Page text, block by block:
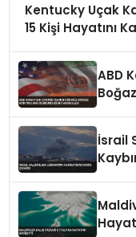
Kentucky Uçak
15 Kişi Hayatını
ABD
İsrail